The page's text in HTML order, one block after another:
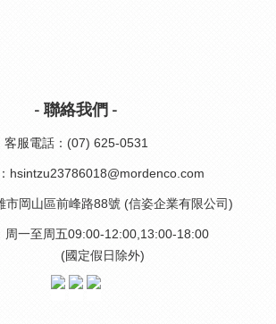
- 聯絡我們 -
客服電話：(07) 625-0531
hsintzu23786018@mordenco.com
市岡山區前峰路88號 (信姿企業有限公司)
周一至周五09:00-12:00,13:00-18:00
(國定假日除外)